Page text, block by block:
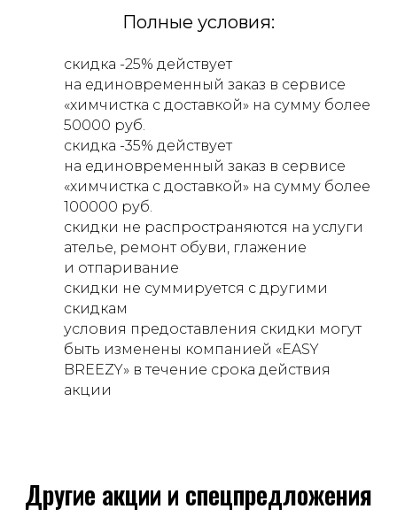
Полные условия:
скидка -25% действует
на единовременный заказ в сервисе
«химчистка с доставкой» на сумму более
50000 руб.
скидка -35% действует
на единовременный заказ в сервисе
«химчистка с доставкой» на сумму более
100000 руб.
скидки не распространяются на услуги
ателье, ремонт обуви, глажение
и отпаривание
скидки не суммируется с другими
скидкам
условия предоставления скидки могут
быть изменены компанией «EASY
BREEZY» в течение срока действия
акции
Другие акции и спецпредложения